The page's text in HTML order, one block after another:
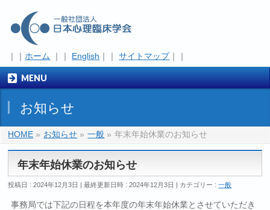
｜｜ ホーム ｜｜ English ｜｜サイトマップ｜｜
MENU
お知らせ
HOME » お知らせ » 一般 » 年末年始休業のお知らせ
年末年始休業のお知らせ
投稿日 : 2024年12月3日 最終更新日時 : 2024年12月3日 カテゴリー :一般
事務局では下記の日程を本年度の年末年始休業とさせていただき